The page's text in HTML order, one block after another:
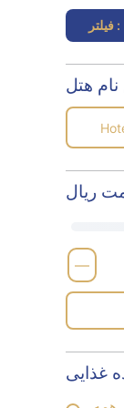
فیلتر :
—